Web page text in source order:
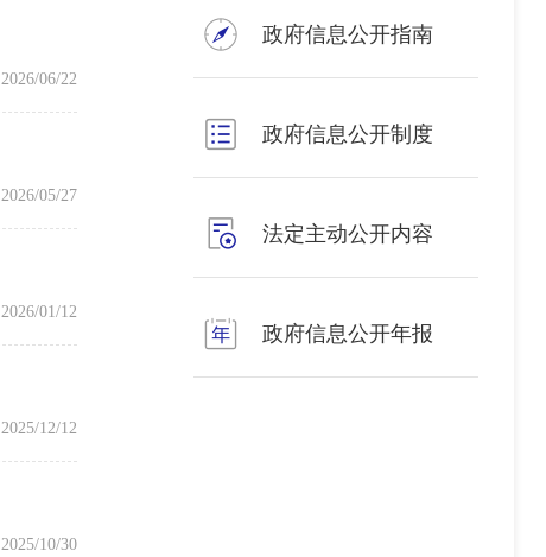
2026/06/22
2026/05/27
2026/01/12
2025/12/12
2025/10/30
政府信息公开指南
政府信息公开制度
法定主动公开内容
政府信息公开年报